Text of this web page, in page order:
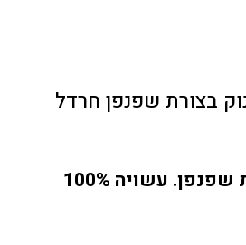
בצורת שפנפן חרדל
בובה סרוגה בצורת שפנפן. עשויה 100%